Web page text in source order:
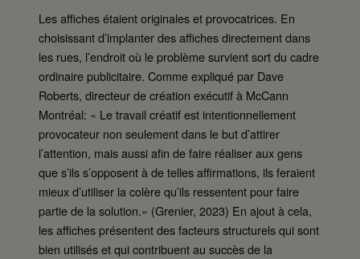
Les affiches étaient originales et provocatrices. En
choisissant d’implanter des affiches directement dans
les rues, l’endroit où le problème survient sort du cadre
ordinaire publicitaire. Comme expliqué par Dave
Roberts, directeur de création exécutif à McCann
Montréal: « Le travail créatif est intentionnellement
provocateur non seulement dans le but d’attirer
l’attention, mais aussi afin de faire réaliser aux gens
que s’ils s’opposent à de telles affirmations, ils feraient
mieux d’utiliser la colère qu’ils ressentent pour faire
partie de la solution.» (Grenier, 2023) En ajout à cela,
les affiches présentent des facteurs structurels qui sont
bien utilisés et qui contribuent au succès de la